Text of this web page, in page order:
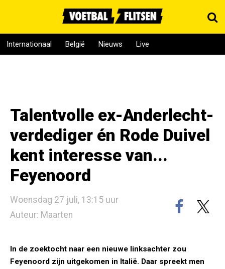
Internationaal België Nieuws Live
Talentvolle ex-Anderlecht-
verdediger én Rode Duivel
kent interesse van...
Feyenoord
Woensdag 27 juli, 13:15 uur
Auteur: Maarten
In de zoektocht naar een nieuwe linksachter zou
Feyenoord zijn uitgekomen in Italië. Daar spreekt men